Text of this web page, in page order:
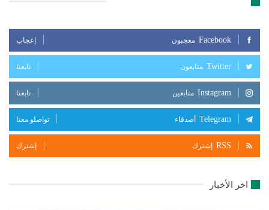
Facebook معجبون إعجاب
Twitter متابعون تابعنا
Instagram متابعين تابعنا
Telegram أصدقاء تواصلو معنا
RSS إشترك إشترك
اخر الأخبار